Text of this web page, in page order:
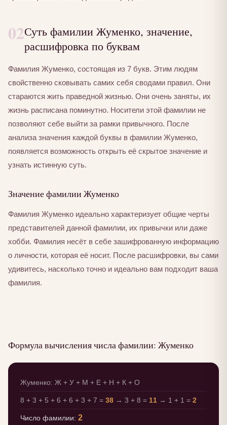
02Суть фамилии Жуменко, значение,
расшифровка по буквам
Фамилия Жуменко, состоящая из 7 букв. Этим людям
свойственно сковывать самих себя сводами правил. Они
стараются жить праведной жизнью. Они очень заняты, их
жизнь расписана поминутно. Носители этой фамилии не
позволяют себе выйти за рамки привычного. После
анализа значения каждой буквы в фамилии Жуменко,
появляется возможность открыть её скрытое значение и
узнать истинную суть.
Значение фамилии Жуменко
Фамилия Жуменко идеально характеризует общие черты
представителей данной фамилии, их привычки или даже
хобби. Фамилия несёт в себе зашифрованную информацию
о личности, которая её носит. После расшифровки, вы сами
удивитесь, насколько точно и идеально вам подходит ваша
фамилия.
Формула вычисления числа фамилии: Жуменко
Жуменко: Ж + У + М + Е + Н + К + О
8 + 3 + 5 + 6 + 6 + 3 + 7 = 38 → 3 + 8 = 11 → 1 + 1 = 2
Число фамилии: 2